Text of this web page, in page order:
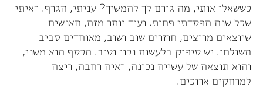
כששאלו אותי, מה גורם לך להמשיך? עניתי, הגרף. ראיתי
שכל שנה הפסדתי פחות. ועוד יותר מזה, האנשים
שיוצאים מרוצים, חוזרים שוב ושוב, מאוחדים סביב
השולחן. יש סיפוק בלעשות נכון וטוב. הכסף הוא משני,
והוא תוצאה של עשייה נכונה, ראיה רחבה, ריצה
למרחקים ארוכים.